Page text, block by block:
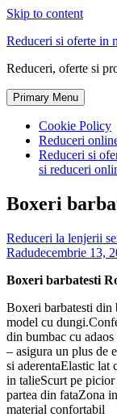
Skip to content
Reduceri si oferte in
Reduceri, oferte si
Primary Menu
Cookie Policy
Reduceri
Reduceri si
si reduceri
Boxeri
Reduceri la lenjerii
Radudecembrie 13,
Boxeri barbatesti
Boxeri barbatesti din
model cu
din bumbac cu adaos
– asigura un plus de
si aderentaElastic lat
in talieScurt pe picior
partea din fataZona
material confortabil